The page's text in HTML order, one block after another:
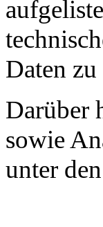
Daten
Darüber
sowie
unter